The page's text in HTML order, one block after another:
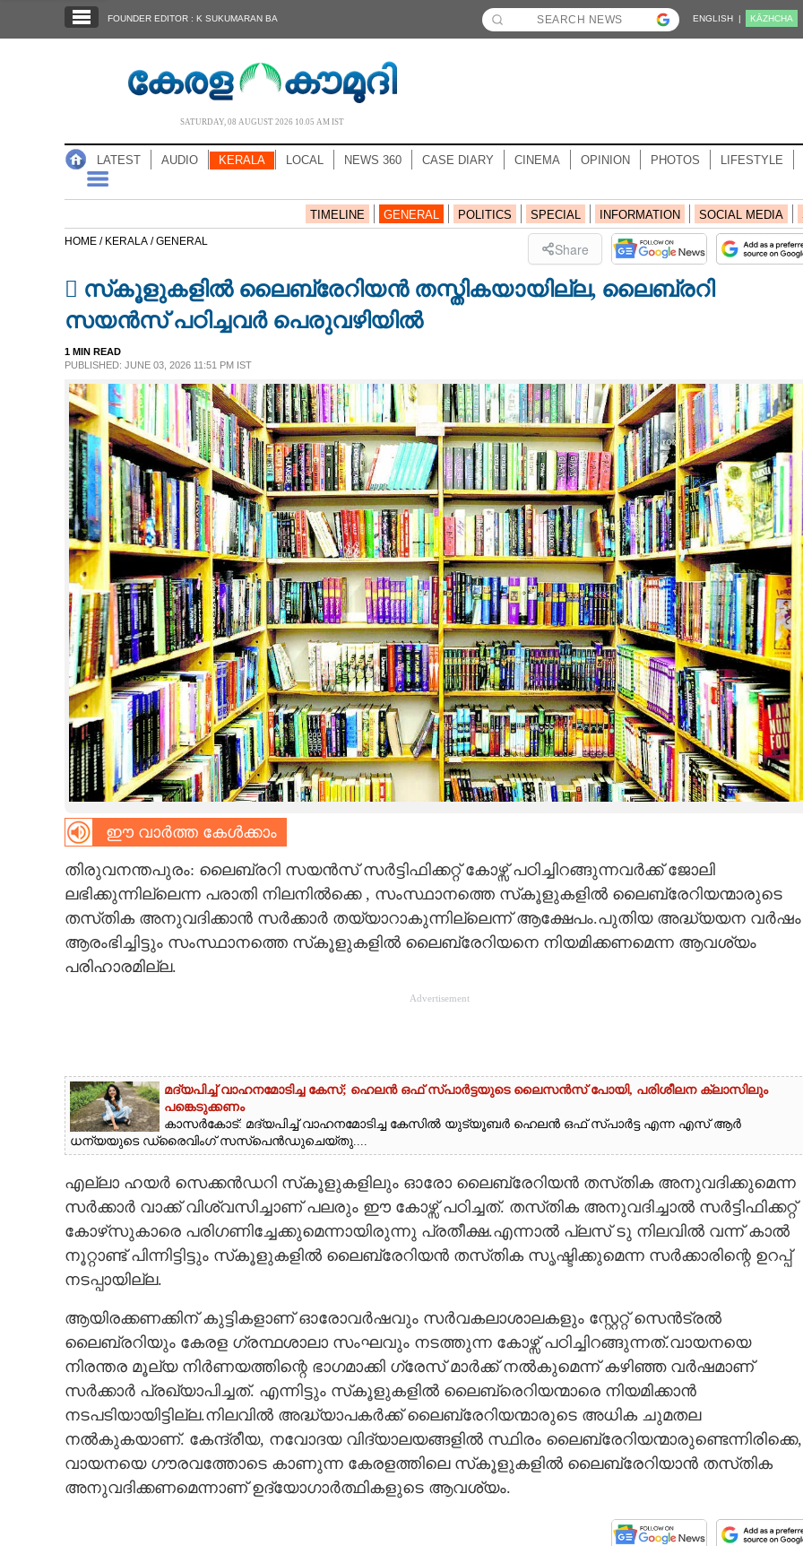
NOTIFIED NEWS
NEWS 360
CASE DIARY
LIFESTYLE
SPIRITUAL
CARTOONS
LITERATURE
FOUNDER EDITOR : K SUKUMARAN BA ENGLISH | KĀZHCHA
SATURDAY, 08 AUGUST 2026 10.05 AM IST
LATEST AUDIO KERALA LOCAL NEWS 360 CASE DIARY CINEMA OPINION PHOTOS LIFESTYLE
TIMELINE GENERAL POLITICS SPECIAL INFORMATION SOCIAL MEDIA
HOME / KERALA /GENERAL Share
 സ്‌കൂളുകളിൽ ലൈബ്രേറിയൻ തസ്തികയായില്ല, ലൈബ്രറി
സയൻസ് പഠിച്ചവർ പെരുവഴിയിൽ
1 MIN READ
PUBLISHED: JUNE 03, 2026 11:51 PM IST
ഈ വാർത്ത കേൾക്കാം
തിരുവനന്തപുരം: ലൈബ്രറി സയൻസ് സർട്ടിഫിക്കറ്റ് കോഴ്സ് പഠിച്ചിറങ്ങുന്നവർക്ക് ജോലി
ലഭിക്കുന്നില്ലെന്ന പരാതി നിലനിൽക്കെ , സംസ്ഥാനത്തെ സ്‌കൂളുകളിൽ ലൈബ്രേറിയന്മാരുടെ
തസ്‌തിക അനുവദിക്കാൻ സർക്കാർ തയ്യാറാകുന്നില്ലെന്ന് ആക്ഷേപം.പുതിയ അദ്ധ്യയന വർഷം
ആരംഭിച്ചിട്ടും സംസ്ഥാനത്തെ സ്‌കൂളുകളിൽ ലൈബ്രേറിയനെ നിയമിക്കണമെന്ന ആവശ്യം
പരിഹാരമില്ല.
Advertisement
മദ്യപിച്ച് വാഹനമോടിച്ച കേസ്; ഹെലൻ ഒഫ് സ്പാർട്ടയുടെ ലൈസൻസ് പോയി, പരിശീലന ക്ലാസിലും
പങ്കെടുക്കണം
കാസർകോട്: മദ്യപിച്ച് വാഹനമോടിച്ച കേസിൽ യുട്യൂബർ ഹെലൻ ഒഫ് സ്പാർട്ട എന്ന എസ് ആർ
ധന്യയുടെ ഡ്രൈവിംഗ് സസ്പെൻഡുചെയ്തു....
എല്ലാ ഹയർ സെക്കൻഡറി സ്‌കൂളുകളിലും ഓരോ ലൈബ്രേറിയൻ തസ്‌തിക അനുവദിക്കുമെന്ന
സർക്കാർ വാക്ക് വിശ്വസിച്ചാണ് പലരും ഈ കോഴ്സ് പഠിച്ചത്. തസ്‌തിക അനുവദിച്ചാൽ സർട്ടിഫിക്കറ്റ്
കോഴ്‌സുകാരെ പരിഗണിച്ചേക്കുമെന്നായിരുന്നു പ്രതീക്ഷ.എന്നാൽ പ്ലസ് ടു നിലവിൽ വന്ന് കാൽ
നൂറ്റാണ്ട് പിന്നിട്ടിട്ടും സ്‌കൂളുകളിൽ ലൈബ്രേറിയൻ തസ്‌തിക സൃഷ്ടിക്കുമെന്ന സർക്കാരിന്റെ ഉറപ്പ്
നടപ്പായില്ല.
ആയിരക്കണക്കിന് കുട്ടികളാണ് ഓരോവർഷവും സർവകലാശാലകളും സ്റ്റേറ്റ് സെൻട്രൽ
ലൈബ്രറിയും കേരള ഗ്രന്ഥശാലാ സംഘവും നടത്തുന്ന കോഴ്സ് പഠിച്ചിറങ്ങുന്നത്.വായനയെ
നിരന്തര മൂല്യ നിർണയത്തിന്റെ ഭാഗമാക്കി ഗ്രേസ് മാർക്ക് നൽകുമെന്ന് കഴിഞ്ഞ വർഷമാണ്
സർക്കാർ പ്രഖ്യാപിച്ചത്. എന്നിട്ടും സ്‌കൂളുകളിൽ ലൈബ്രെറിയന്മാരെ നിയമിക്കാൻ
നടപടിയായിട്ടില്ല.നിലവിൽ അദ്ധ്യാപകർക്ക് ലൈബ്രേറിയന്മാരുടെ അധിക ചുമതല
നൽകുകയാണ്. കേന്ദ്രീയ, നവോദയ വിദ്യാലയങ്ങളിൽ സ്ഥിരം ലൈബ്രേറിയന്മാരുണ്ടെന്നിരിക്കെ,
വായനയെ ഗൗരവത്തോടെ കാണുന്ന കേരളത്തിലെ സ്‌കൂളുകളിൽ ലൈബ്രേറിയാൻ തസ്‌തിക
അനുവദിക്കണമെന്നാണ് ഉദ്യോഗാർത്ഥികളുടെ ആവശ്യം.